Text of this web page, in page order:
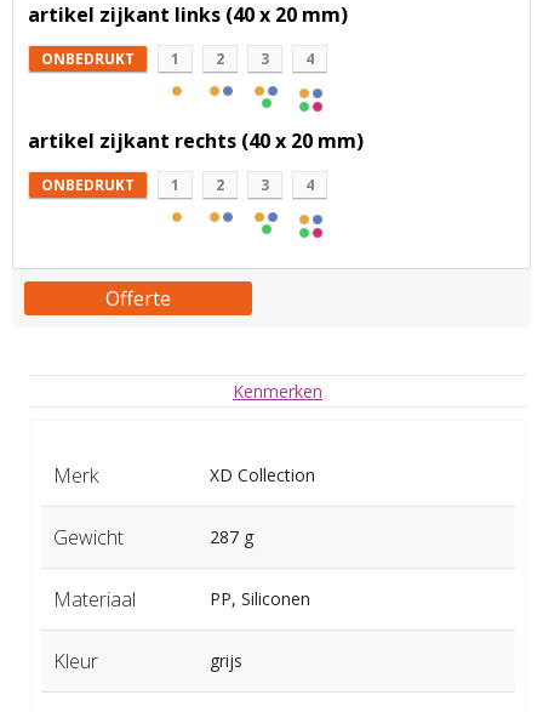
artikel zijkant links (40 x 20 mm)
ONBEDRUKT 1 2 3 4
artikel zijkant rechts (40 x 20 mm)
ONBEDRUKT 1 2 3 4
Offerte
Kenmerken
Merk XD Collection
Gewicht 287 g
Materiaal PP, Siliconen
Kleur grijs